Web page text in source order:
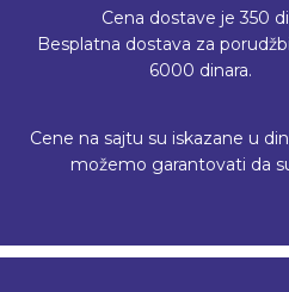
Cena dostave je 350
Besplatna dostava za
6000 dinara.
Cene na sajtu su iskazane u
možemo garantovati da